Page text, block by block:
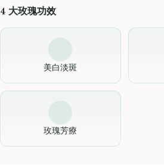
4 大玫瑰功效
美白淡斑
玫瑰芳療